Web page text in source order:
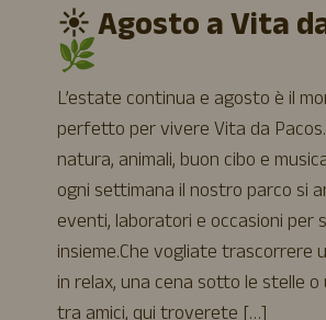
☀️ Agosto a Vita
🌿
L’estate continua e agosto è il
perfetto per vivere Vita da
natura, animali, buon cibo e
ogni settimana il nostro parco si
eventi, laboratori e occasioni per
insieme.Che vogliate trascorrere
in relax, una cena sotto le stelle